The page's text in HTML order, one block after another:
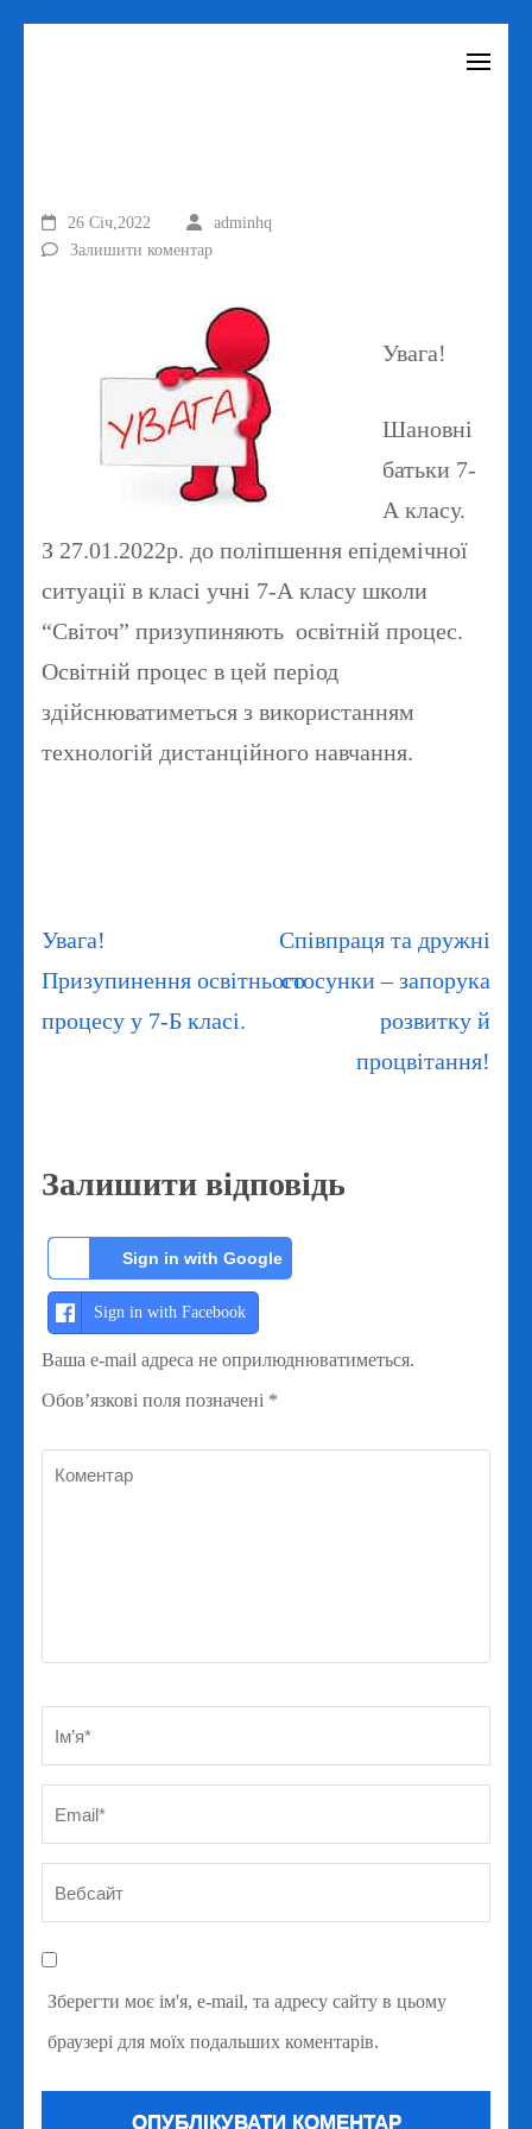
26 Січ,2022
adminhq
Залишити коментар
Увага!
Шановні
батьки 7-
А класу.
З 27.01.2022р. до поліпшення епідемічної
ситуації в класі учні 7-А класу школи
“Світоч” призупиняють освітній процес.
Освітній процес в цей період
здійснюватиметься з використанням
технологій дистанційного навчання.
Навігація
записів
Увага!
Призупинення освітнього
процесу у 7-Б класі.
Співпраця та дружні
стосунки – запорука
розвитку й
процвітання!
Залишити відповідь
Sign in with Google
Sign in with Facebook
Ваша e-mail адреса не оприлюднюватиметься.
Обов’язкові поля позначені *
Коментар
Зберегти моє ім'я, e-mail, та адресу сайту в цьому
браузері для моїх подальших коментарів.